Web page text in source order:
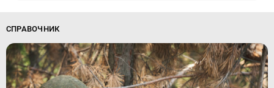
СПРАВОЧНИК